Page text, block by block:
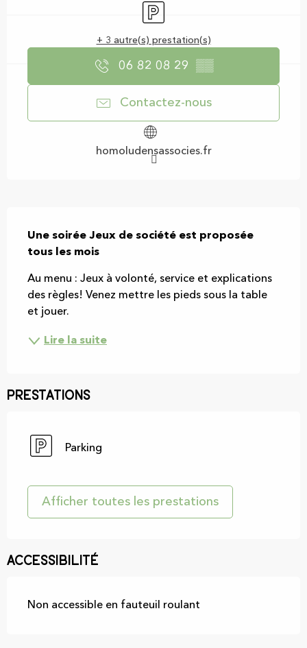
Parking
+ 3 autre(s) prestation(s)
06 82 08 29 ▒▒
Contactez-nous
homoludensassocies.fr
Une soirée Jeux de société est proposée
tous les mois
Au menu : Jeux à volonté, service et explications
des règles! Venez mettre les pieds sous la table
et jouer.
Lire la suite
Prestations
Parking
Afficher toutes les prestations
Accessibilité
Non accessible en fauteuil roulant